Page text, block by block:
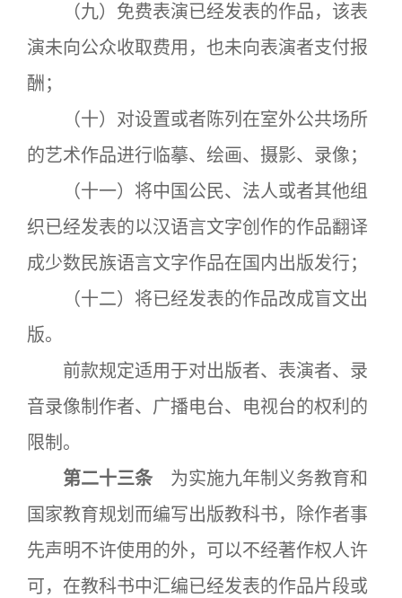
（九）免费表演已经发表的作品，该表
演未向公众收取费用，也未向表演者支付报
酬；
（十）对设置或者陈列在室外公共场所
的艺术作品进行临摹、绘画、摄影、录像；
（十一）将中国公民、法人或者其他组
织已经发表的以汉语言文字创作的作品翻译
成少数民族语言文字作品在国内出版发行；
（十二）将已经发表的作品改成盲文出
版。
前款规定适用于对出版者、表演者、录
音录像制作者、广播电台、电视台的权利的
限制。
第二十三条 为实施九年制义务教育和
国家教育规划而编写出版教科书，除作者事
先声明不许使用的外，可以不经著作权人许
可，在教科书中汇编已经发表的作品片段或